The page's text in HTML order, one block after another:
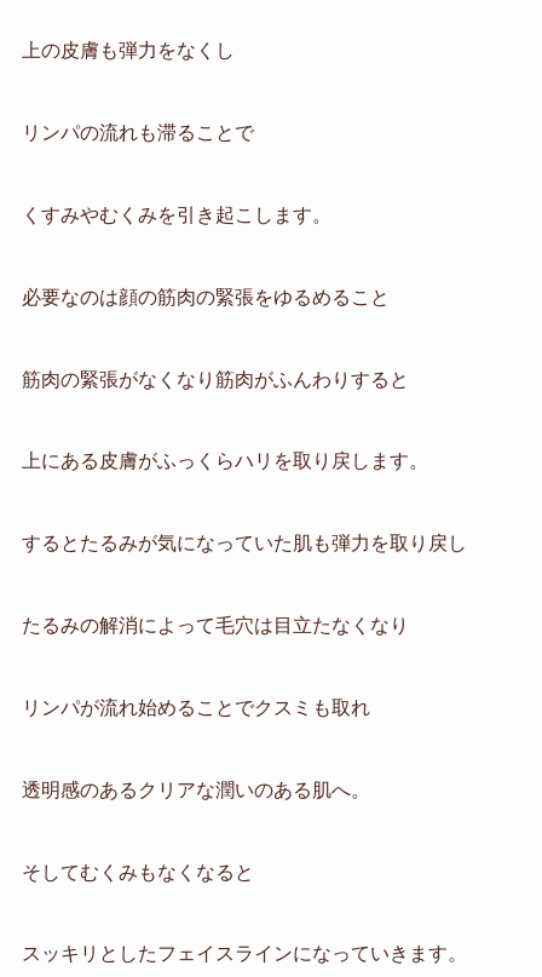
上の皮膚も弾力をなくし
リンパの流れも滞ることで
くすみやむくみを引き起こします。
必要なのは顔の筋肉の緊張をゆるめること
筋肉の緊張がなくなり筋肉がふんわりすると
上にある皮膚がふっくらハリを取り戻します。
するとたるみが気になっていた肌も弾力を取り戻し
たるみの解消によって毛穴は目立たなくなり
リンパが流れ始めることでクスミも取れ
透明感のあるクリアな潤いのある肌へ。
そしてむくみもなくなると
スッキリとしたフェイスラインになっていきます。